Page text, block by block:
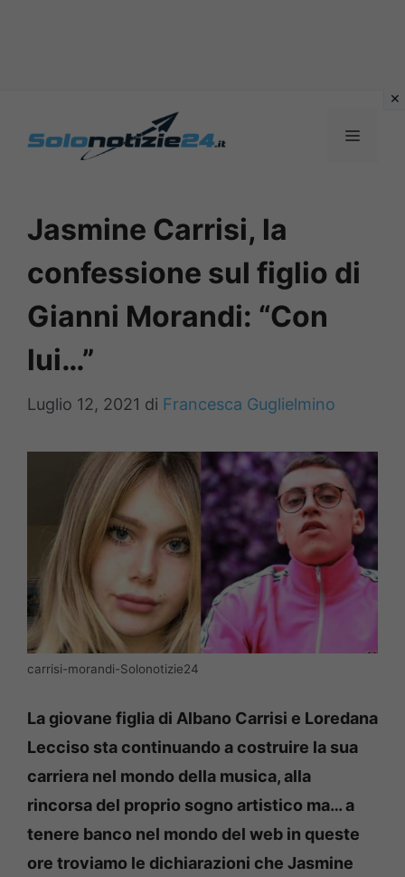
MENU
Jasmine Carrisi, la
confessione sul figlio di
Gianni Morandi: “Con
lui…”
Luglio 12, 2021 di Francesca Guglielmino
carrisi-morandi-Solonotizie24
La giovane figlia di Albano Carrisi e Loredana
Lecciso sta continuando a costruire la sua
carriera nel mondo della musica, alla
rincorsa del proprio sogno artistico ma… a
tenere banco nel mondo del web in queste
ore troviamo le dichiarazioni che Jasmine